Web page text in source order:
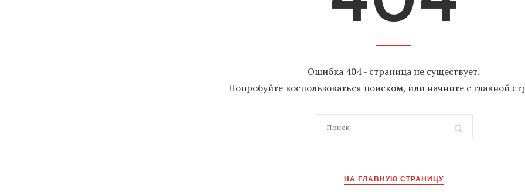
Ошибка 404 - страница не существует.
Попробуйте воспользоваться поиском, или начните с главной
НА ГЛАВНУЮ СТРАНИЦУ